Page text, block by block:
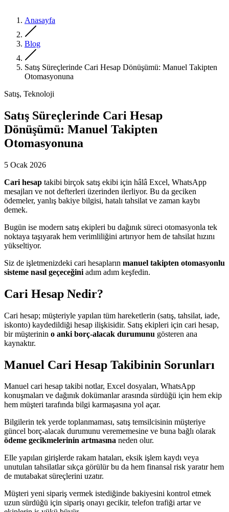
Anasayfa
Blog
Satış Süreçlerinde Cari Hesap Dönüşümü: Manuel Takipten
Otomasyonuna
Satış, Teknoloji
Satış Süreçlerinde Cari Hesap
Dönüşümü: Manuel Takipten
Otomasyonuna
5 Ocak 2026
Cari hesap takibi birçok satış ekibi için hâlâ Excel, WhatsApp
mesajları ve not defterleri üzerinden ilerliyor. Bu da geciken
ödemeler, yanlış bakiye bilgisi, hatalı tahsilat ve zaman kaybı
demek.
Bugün ise modern satış ekipleri bu dağınık süreci otomasyonla tek
noktaya taşıyarak hem verimliliğini artırıyor hem de tahsilat hızını
yükseltiyor.
Siz de işletmenizdeki cari hesapların manuel takipten otomasyonlu
sisteme nasıl geçeceğini adım adım keşfedin.
Cari Hesap Nedir?
Cari hesap; müşteriyle yapılan tüm hareketlerin (satış, tahsilat, iade,
iskonto) kaydedildiği hesap ilişkisidir. Satış ekipleri için cari hesap,
bir müşterinin o anki borç-alacak durumunu gösteren ana
kaynaktır.
Manuel Cari Hesap Takibinin Sorunları
Manuel cari hesap takibi notlar, Excel dosyaları, WhatsApp
konuşmaları ve dağınık dokümanlar arasında sürdüğü için hem ekip
hem müşteri tarafında bilgi karmaşasına yol açar.
Bilgilerin tek yerde toplanmaması, satış temsilcisinin müşteriye
güncel borç-alacak durumunu verememesine ve buna bağlı olarak
ödeme gecikmelerinin artmasına neden olur.
Elle yapılan girişlerde rakam hataları, eksik işlem kaydı veya
unutulan tahsilatlar sıkça görülür bu da hem finansal risk yaratır hem
de mutabakat süreçlerini uzatır.
Müşteri yeni sipariş vermek istediğinde bakiyesini kontrol etmek
uzun sürdüğü için sipariş onayı gecikir, telefon trafiği artar ve